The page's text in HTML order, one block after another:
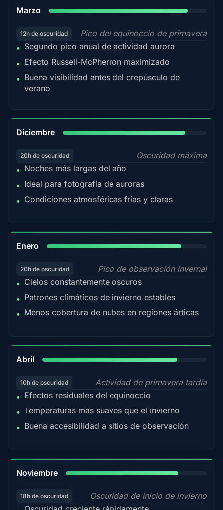
Marzo
12h de oscuridad
Pico del equinoccio de primavera
• Segundo pico anual de actividad aurora
• Efecto Russell-McPherron maximizado
• Buena visibilidad antes del crepúsculo de
verano
Diciembre
20h de oscuridad
Oscuridad máxima
• Noches más largas del año
• Ideal para fotografía de auroras
• Condiciones atmosféricas frías y claras
Enero
20h de oscuridad
Pico de observación invernal
• Cielos constantemente oscuros
• Patrones climáticos de invierno estables
• Menos cobertura de nubes en regiones árticas
Abril
10h de oscuridad
Actividad de primavera tardía
• Efectos residuales del equinoccio
• Temperaturas más suaves que el invierno
• Buena accesibilidad a sitios de observación
Noviembre
18h de oscuridad
Oscuridad de inicio de invierno